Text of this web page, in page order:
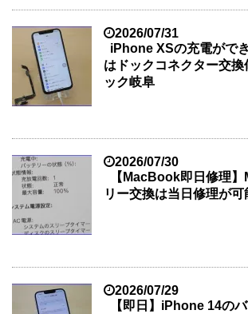
2026/07/31
iPhone XSの充電がで
はドックコネクター交換
ック岐阜
2026/07/30
【MacBook即日修理
リー交換は当日修理が可
2026/07/29
【即日】iPhone 14の